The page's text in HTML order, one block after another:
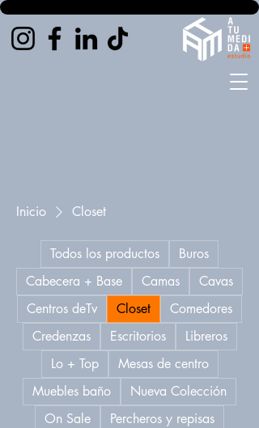
Inicio Closet
Todos los productos
Buros
Cabecera + Base
Camas
Cavas
Centros deTv
Closet
Comedores
Credenzas
Escritorios
Libreros
Lo + Top
Mesas de centro
Muebles baño
Nueva Colección
On Sale
Percheros y repisas